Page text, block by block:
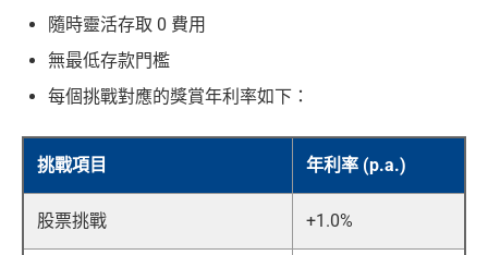
隨時靈活存取 0 費用
無最低存款門檻
每個挑戰對應的獎賞年利率如下：
挑戰項目 年利率 (p.a.)
股票挑戰 +1.0%